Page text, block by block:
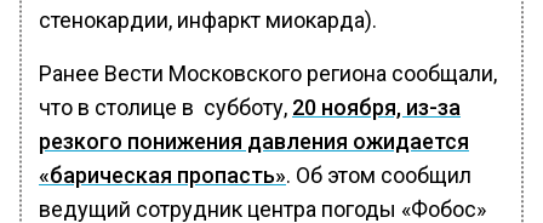
стенокардии, инфаркт миокарда).
Ранее Вести Московского региона сообщали,
что в столице в субботу, 20 ноября, из-за
резкого понижения давления ожидается
«барическая пропасть». Об этом сообщил
ведущий сотрудник центра погоды «Фобос»